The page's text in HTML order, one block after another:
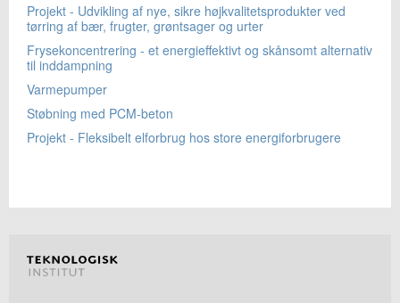
Projekt - Udvikling af nye, sikre højkvalitetsprodukter ved
tørring af bær, frugter, grøntsager og urter
Frysekoncentrering - et energieffektivt og skånsomt alternativ
til inddampning
Varmepumper
Støbning med PCM-beton
Projekt - Fleksibelt elforbrug hos store energiforbrugere